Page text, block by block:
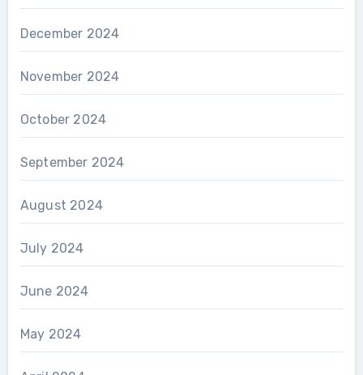
December 2024
November 2024
October 2024
September 2024
August 2024
July 2024
June 2024
May 2024